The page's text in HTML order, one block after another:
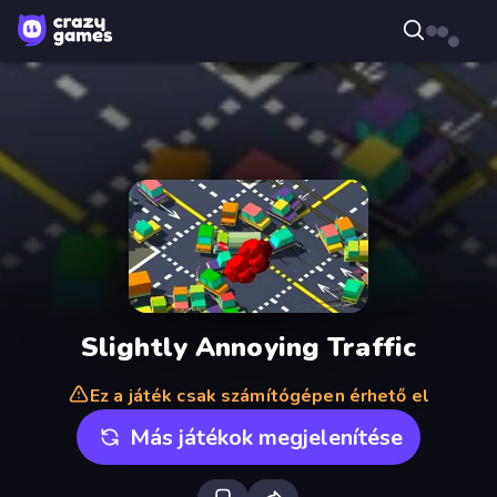
Slightly Annoying Traffic
Ez a játék csak számítógépen érhető el
Más játékok megjelenítése